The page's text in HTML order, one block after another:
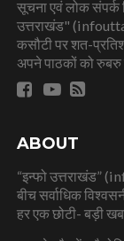
सूचना एवं लोक संपर्क
उत्तराखंड"
कसौटी पर शत-
अपने पाठकों को रुबरु
ABOUT
“इन्फो उत्तराखंड”
बीच सर्वाधिक
हर एक छोटी- बड़ी